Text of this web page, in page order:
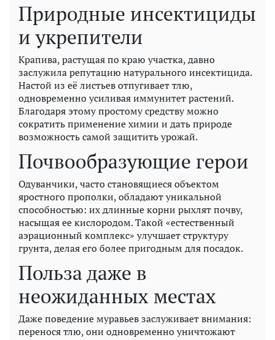
Природные инсектициды
и укрепители
Крапива, растущая по краю участка, давно
заслужила репутацию натурального инсектицида.
Настой из её листьев отпугивает тлю,
одновременно усиливая иммунитет растений.
Благодаря этому простому средству можно
сократить применение химии и дать природе
возможность самой защитить урожай.
Почвообразующие герои
Одуванчики, часто становящиеся объектом
яростного прополки, обладают уникальной
способностью: их длинные корни рыхлят почву,
насыщая ее кислородом. Такой «естественный
аэрационный комплекс» улучшает структуру
грунта, делая его более пригодным для посадок.
Польза даже в
неожиданных местах
Даже поведение муравьев заслуживает внимания:
перенося тлю, они одновременно уничтожают